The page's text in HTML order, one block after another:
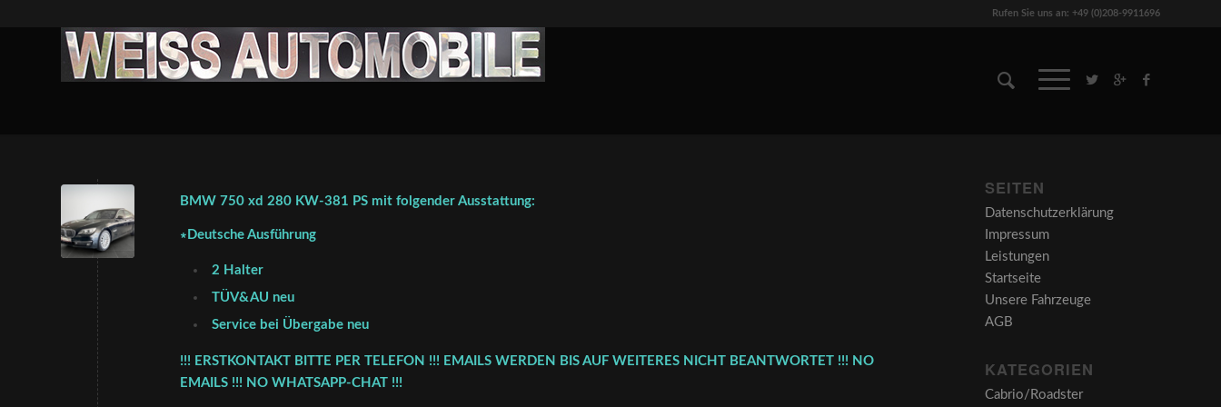
Rufen Sie uns an: +49 (0)208-9911696
BMW 750 xd 280 KW-381 PS mit folgender Ausstattung:
∗Deutsche Ausführung
2 Halter
TÜV&AU neu
Service bei Übergabe neu
!!! ERSTKONTAKT BITTE PER TELEFON !!! EMAILS WERDEN BIS AUF WEITERES NICHT BEANTWORTET !!! NO
EMAILS !!! NO WHATSAPP-CHAT !!!
SEITEN
Datenschutzerklärung
Impressum
Leistungen
Startseite
Unsere Fahrzeuge
AGB
KATEGORIEN
Cabrio/Roadster